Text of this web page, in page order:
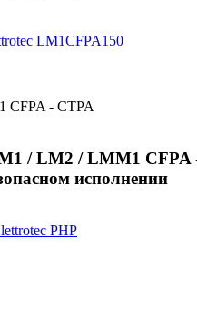
CFPA - CTPA
/ LM2 / LMM1 CFPA
исполнении